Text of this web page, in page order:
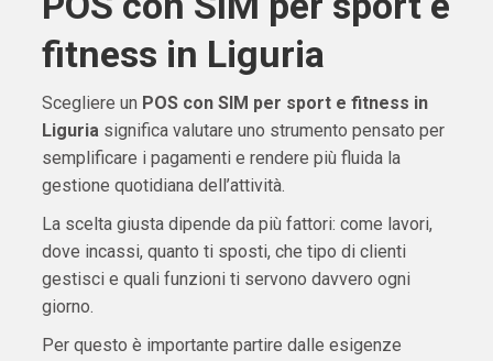
fitness in Liguria
Scegliere un POS con SIM per sport e fitness in
Liguriasignifica valutare uno strumento pensato per
semplificare i pagamenti e rendere più fluida la
gestione quotidiana dell’attività.
La scelta giusta dipende da più fattori: come lavori,
dove incassi, quanto ti sposti, che tipo di clienti
gestisci e quali funzioni ti servono davvero ogni
giorno.
Per questo è importante partire dalle esigenze